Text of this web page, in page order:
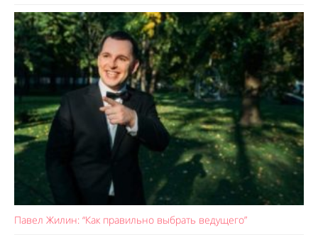
Павел Жилин: “Как правильно выбрать ведущего”